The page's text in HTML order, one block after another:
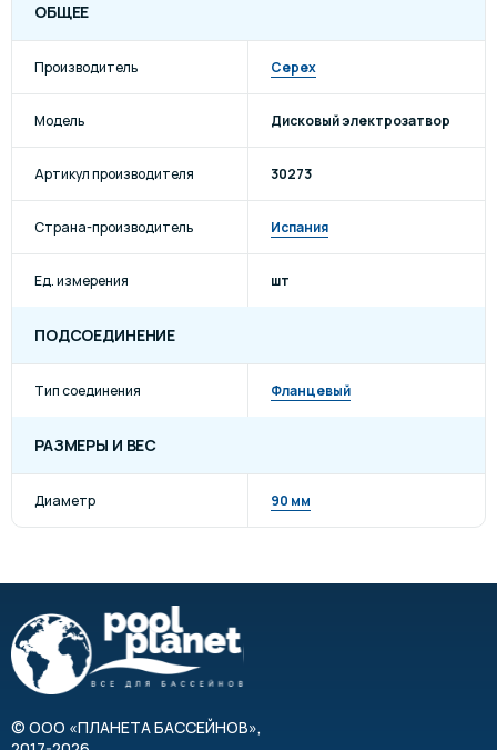
ОБЩЕЕ
Производитель Cepex
Модель Дисковый электрозатвор
Артикул производителя 30273
Страна-производитель Испания
Ед. измерения шт
ПОДСОЕДИНЕНИЕ
Тип соединения Фланцевый
РАЗМЕРЫ И ВЕС
Диаметр 90 мм
© ООО «ПЛАНЕТА БАССЕЙНОВ»,